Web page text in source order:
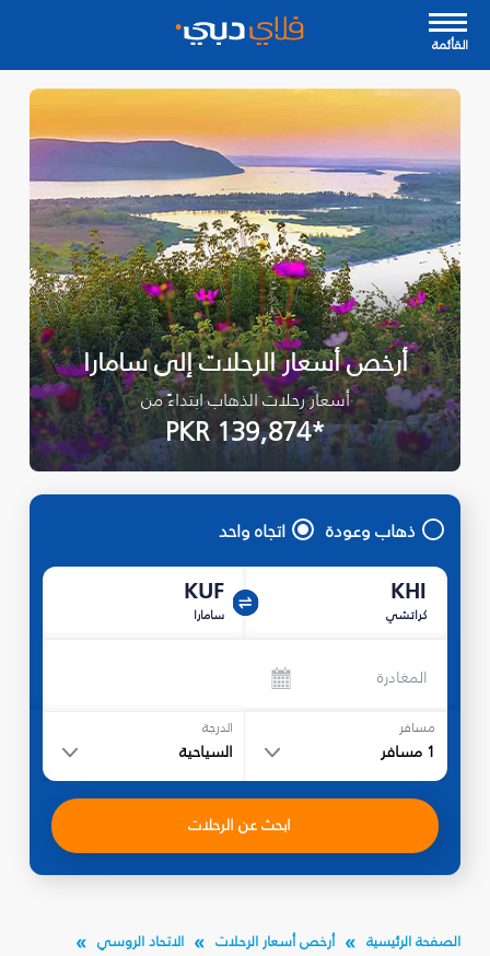
القأئمة
أرخص أسعار الرحلات إلى سامارا
أسعار رحلات الذهاب ابتداءً من
*PKR 139,874
ذهاب وعودة اتجاه واحد
KHI
كراتشي
KUF
سامارا
المغادرة
مسافر
1 مسافر
الدرجة
السياحية
ابحث عن الرحلات
الصفحة الرئيسية أرخص أسعار الرحلات
الاتحاد الروسي